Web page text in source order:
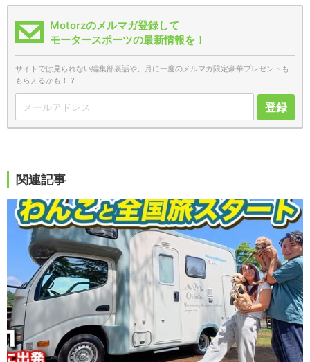
Motorzのメルマガ登録して
モータースポーツの最新情報を！
サイトでは見られない編集部裏話や、月に一度のメルマガ限定豪華プレゼントも
もらえるかも！？
登録
関連記事